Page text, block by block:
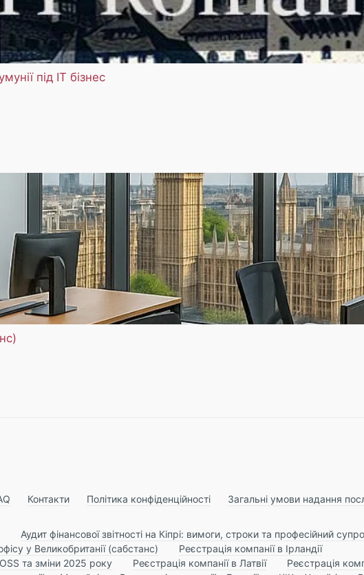
під ІТ бізнес
Контакти Політика конфіденційності Загальні умови надання
Аудит фінансової звітності на Кіпрі: вимоги, строки та професійний
у Великобританії (сабстанс)
Реєстрація компанії в Ірландії
та зміни 2025 року
Реєстрація компанії в Латвії Реєстрація